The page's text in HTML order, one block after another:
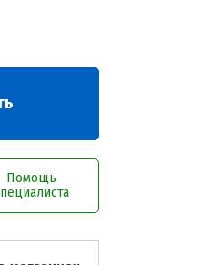
Помощь